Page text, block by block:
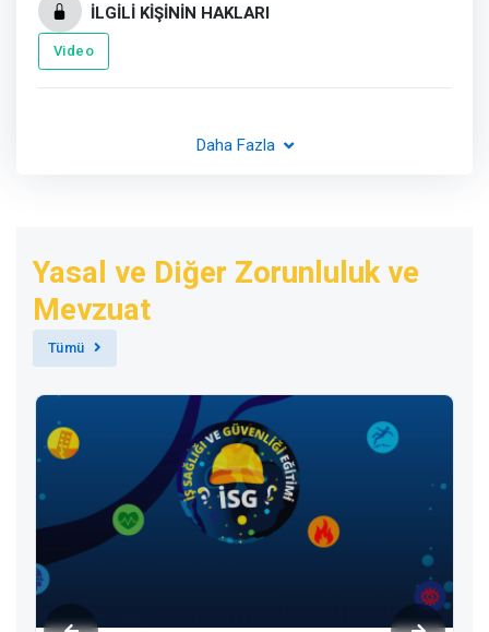
İLGİLİ KİŞİNİN HAKLARI
Video
Daha Fazla
Yasal ve Diğer Zorunluluk ve
Mevzuat
Tümü